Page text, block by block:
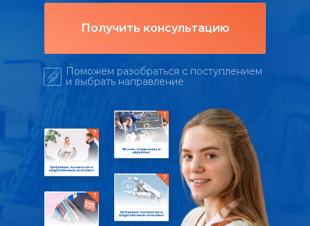
Поможем разобраться с поступлением
и выбрать направление
Получить консультацию